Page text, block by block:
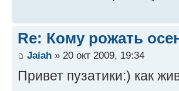
Re: Кому рожать
Jaiah » 20 окт 2009, 19:34
Привет пузатики:) как